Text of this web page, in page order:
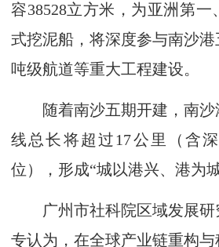
容38528立方米，为亚洲第一
式挖泥船，将深度参与南沙
吨级航道等重大工程建设。
随着南沙五期开建，南沙
线总长将超过17公里（含
位），形成“城以港兴、港为
广州市社科院区域发展研
专认为，在全球产业链重构